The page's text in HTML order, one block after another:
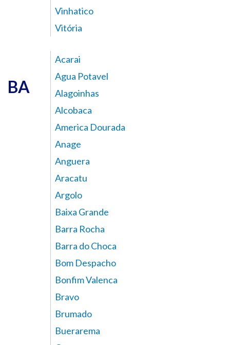
Vinhatico
Vitória
BA
Acarai
Agua Potavel
Alagoinhas
Alcobaca
America Dourada
Anage
Anguera
Aracatu
Argolo
Baixa Grande
Barra Rocha
Barra do Choca
Bom Despacho
Bonfim Valenca
Bravo
Brumado
Buerarema